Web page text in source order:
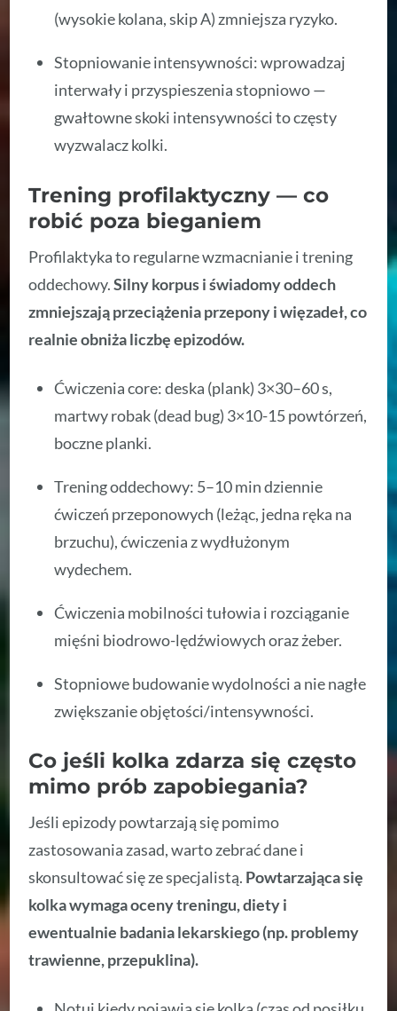
(wysokie kolana, skip A) zmniejsza ryzyko.
Stopniowanie intensywności: wprowadzaj
interwały i przyspieszenia stopniowo —
gwałtowne skoki intensywności to częsty
wyzwalacz kolki.
Trening profilaktyczny — co
robić poza bieganiem
Profilaktyka to regularne wzmacnianie i trening
oddechowy.Silny korpus i świadomy oddech
zmniejszają przeciążenia przepony i więzadeł, co
realnie obniża liczbę epizodów.
Ćwiczenia core: deska (plank) 3×30–60 s,
martwy robak (dead bug) 3×10-15 powtórzeń,
boczne planki.
Trening oddechowy: 5–10 min dziennie
ćwiczeń przeponowych (leżąc, jedna ręka na
brzuchu), ćwiczenia z wydłużonym
wydechem.
Ćwiczenia mobilności tułowia i rozciąganie
mięśni biodrowo-lędźwiowych oraz żeber.
Stopniowe budowanie wydolności a nie nagłe
zwiększanie objętości/intensywności.
Co jeśli kolka zdarza się często
mimo prób zapobiegania?
Jeśli epizody powtarzają się pomimo
zastosowania zasad, warto zebrać dane i
skonsultować się ze specjalistą. Powtarzająca się
kolka wymaga oceny treningu, diety i
ewentualnie badania lekarskiego (np. problemy
trawienne, przepuklina).